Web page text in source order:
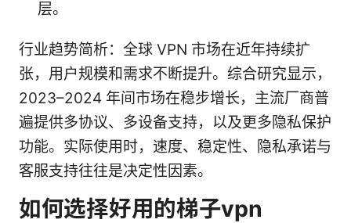
层。
行业趋势简析：全球 VPN 市场在近年持续扩
张，用户规模和需求不断提升。综合研究显示，
2023–2024 年间市场在稳步增长，主流厂商普
遍提供多协议、多设备支持，以及更多隐私保护
功能。实际使用时，速度、稳定性、隐私承诺与
客服支持往往是决定性因素。
如何选择好用的梯子vpn